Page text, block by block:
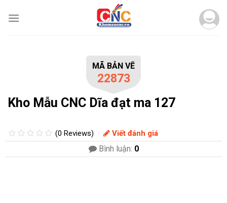
MÃ BẢN VẼ
22873
Kho Mẫu CNC Dĩa đạt ma 127
(0 Reviews) Viết đánh giá
Bình luận: 0